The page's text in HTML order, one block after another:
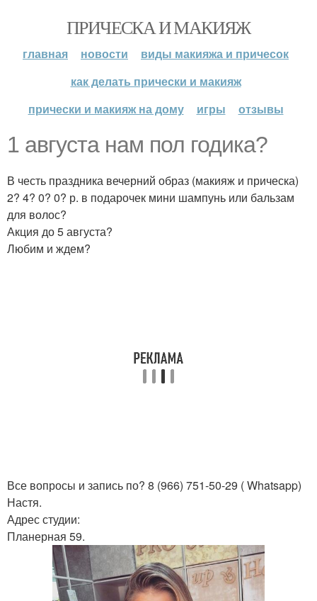
ПРИЧЕСКА И МАКИЯЖ
главная новости
виды макияжа и причесок
как делать прически и макияж
прически и макияж на дому
игры отзывы
1 августа нам пол годика?
В честь праздника вечерний образ (макияж и прическа)
2? 4? 0? 0? р. в подарочек мини шампунь или бальзам
для волос?
Акция до 5 августа?
Любим и ждем?
Все вопросы и запись по? 8 (966) 751-50-29 ( Whatsapp)
Настя.
Адрес студии:
Планерная 59.